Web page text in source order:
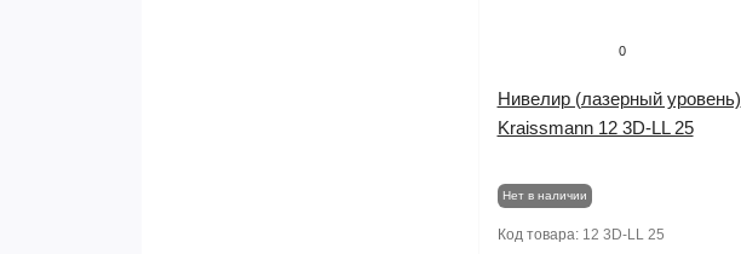
0
Нивелир (лазерный уровень)
Kraissmann 12 3D-LL 25
Нет в наличии
Код товара: 12 3D-LL 25